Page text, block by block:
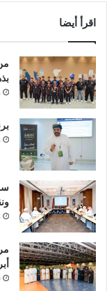
اقرأ أيضا
4